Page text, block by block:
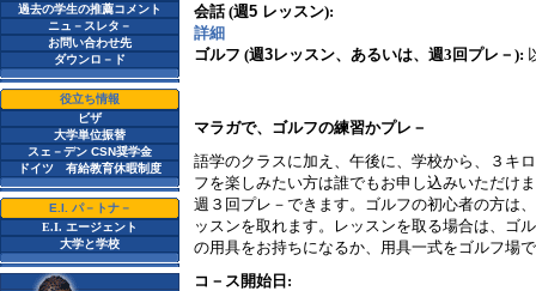
過去の学生の推薦コメント
ニュ－スレタ－
お問い合わせ先
ダウンロ－ド
役立ち情報
ビザ
大学単位振替
スェ－デン CSN奨学金
ドイツ 有給教育休暇制度
E.I. パ－トナ－
E.I. エージェント
大学と学校
会話(週5 レッスン):
詳細
ゴルフ (週3レッスン、あるいは、週3 回プレ－ ):
マラガで、ゴルフの練習かプレ－
語学のクラスに加え、午後に、学校から、３キ
フを楽しみたい方は誰でもお申し込みいただ
週３回プレ－できます。ゴルフの初心者の方は
ッスンを取れます。レッスンを取る場合は、
の用具をお持ちになるか、用具一式をゴルフ場
コ－ス開始日 :